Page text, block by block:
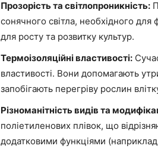
Прозорість та світлопроникність:
сонячного світла, необхідного
для росту та розвитку культур.
Термоізоляційні властивості:
властивості. Вони допомагають
запобігають перегріву рослин
Різноманітність видів та
поліетиленових плівок, що
додатковими функціями